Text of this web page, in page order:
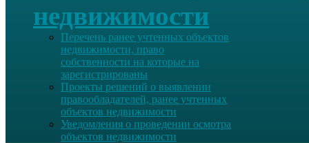
недвижимости
Перечень ранее учтенных объектов
недвижимости, право
собственности на которые на
зарегистрированы
Проекты решений о выявлении
правообладателей, ранее учтенных
объектов недвижимости
Уведомления о проведении осмотра
объектов недвижимости